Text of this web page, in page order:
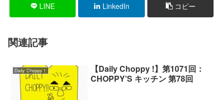
LINE LinkedIn コピー
関連記事
Daily Choppy！
【Daily Choppy !】第1071回：
CHOPPY’S キッチン 第78回